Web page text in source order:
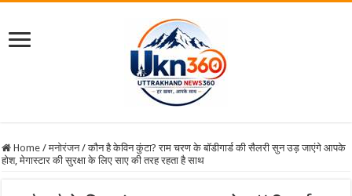
Home / मनोरंजन / कौन है केविन कुंटा? राम चरण के बॉडीगार्ड की सैलरी सुन उड़ जाएंगे आपके
होश, मेगास्टार की सुरक्षा के लिए साए की तरह रहता है साथ